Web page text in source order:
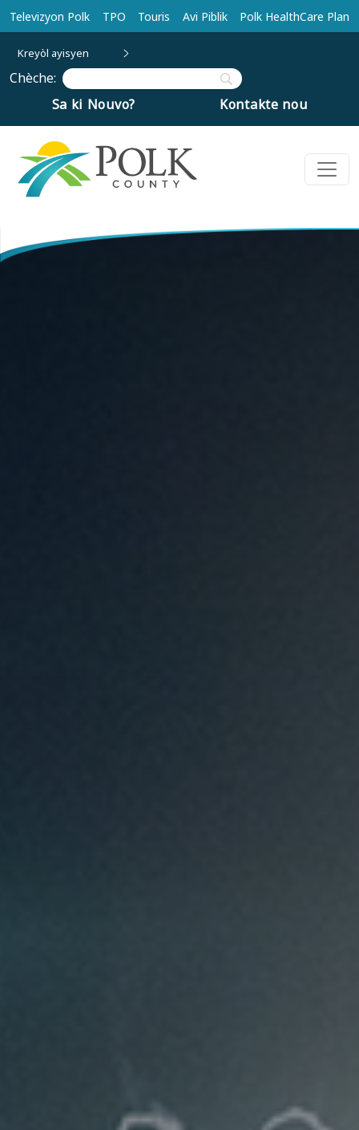
Ale nan kontni prensipal la
Televizyon Polk TPO Touris Avi Piblik Polk HealthCare Plan
Kreyòl ayisyen
Chèche:
Sa ki Nouvo?
Kontakte nou